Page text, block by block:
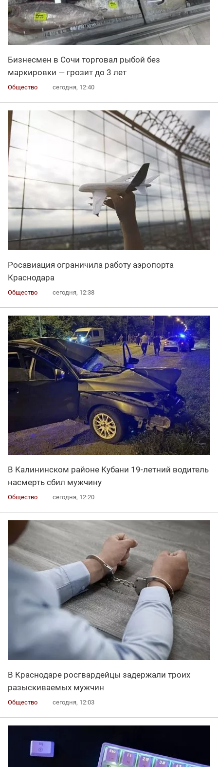
Бизнесмен в Сочи торговал рыбой без
маркировки — грозит до 3 лет
Общество сегодня, 12:40
Росавиация ограничила работу аэропорта
Краснодара
Общество сегодня, 12:38
В Калининском районе Кубани 19-летний водитель
насмерть сбил мужчину
Общество сегодня, 12:20
В Краснодаре росгвардейцы задержали троих
разыскиваемых мужчин
Общество сегодня, 12:03